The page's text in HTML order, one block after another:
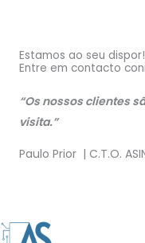
Estamos ao seu dispor!
Entre em contacto
“Os nossos clientes
visita.”
Paulo Prior | C.T.O.